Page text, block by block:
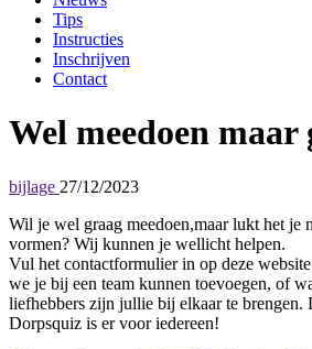
Tips
Instructies
Inschrijven
Contact
Wel meedoen maar
bijlage 27/12/2023
Wil je wel graag meedoen,maar lukt het je
vormen? Wij kunnen je wellicht helpen.
Vul het contactformulier in op deze
we je bij een team kunnen toevoegen, of
liefhebbers zijn jullie bij elkaar te brengen.
Dorpsquiz is er voor iedereen!